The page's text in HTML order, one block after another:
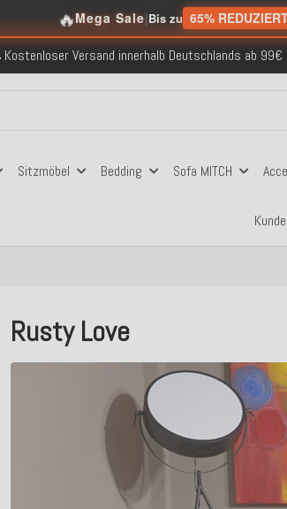
🔥Mega Sale|Bis zu 65%
Kostenloser Versand innerhalb Deutschlands ab
Über 120.000 erfolgreich versendete
Sicher bezahlen mit Klarna, PayPal & Amazon
Sitzmöbel Bedding Sofa MITCH
Rusty Love